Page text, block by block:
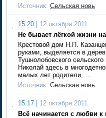
Источник: Сельская новь
15:20 |
12 октября 2011
Не бывает лёгкой жизни
Крестовой дом Н.П.
руками, выделяется в
Тушнолобовского
Николай здесь в
малых лет родители, …
Источник: Сельская новь
15:17 |
12 октября 2011
Всё начинается с любви